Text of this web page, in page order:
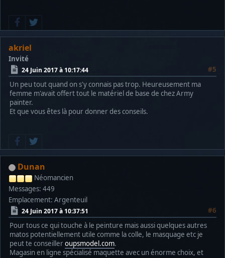
akriel
Invité
24 Juin 2017 à 10:17:44
#5
Un peu tout quand on s'y connais pas trop. Heureusement ma
femme m'avait offert tout le matériel de base de chez Army
painter.
Et que vous êtes là pour donner des conseils.
Dunan
Néomancien
Messages: 449
Emplacement: Argenteuil
24 Juin 2017 à 10:37:51
#6
Pour tous ce qui touche à le peinture mais aussi quelques autres
matos potentiellement utile comme la colle, le masquage etc je
peut te conseilleroupsmodel.com.
Magasin en ligne spécialisé maquette avec un énorme choix, et